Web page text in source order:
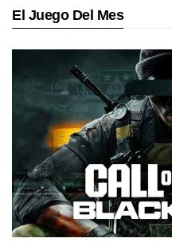
El Juego Del Mes